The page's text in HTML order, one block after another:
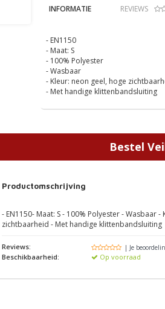
INFORMATIE REVIEWS
- EN1150
- Maat: S
- 100% Polyester
- Wasbaar
- Kleur: neon geel, hoge
- Met handige klittenbandsluiting
Bestel
Productomschrijving
- EN1150- Maat: S - 100% Polyester - Wasbaar
zichtbaarheid - Met handige klittenbandsluiting
Reviews: | Je
Beschikbaarheid: Op voorraad